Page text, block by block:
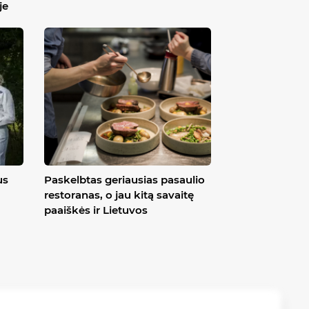
Paskelbtas geriausias pasaulio
restoranas, o jau kitą savaitę
paaiškės ir Lietuvos